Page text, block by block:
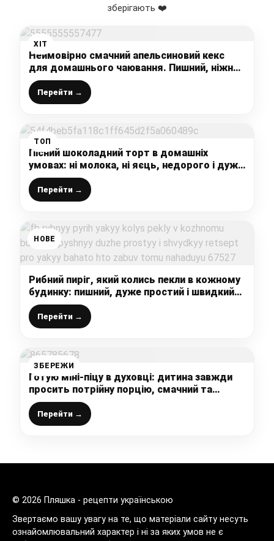
зберігають ❤️
ХІТ
Неймовірно смачний апельсиновий кекс
для домашнього чаювання. Пишний, ніжний
і дуже ароматний
Перейти →
ТОП
Пісний шоколадний торт в домашніх
умовах: ні молока, ні яєць, недорого і дуже
смачно – цей рецепт повинен бути у
вашому записничку
Перейти →
НОВЕ
Рибний пиріг, який колись пекли в кожному
будинку: пишний, дуже простий і швидкий
рецепт, про який багато хто забув, тому
нагадую
Перейти →
ЗБЕРЕЖИ
Готую міні-піцу в духовці: дитина завжди
просить потрійну порцію, смачний та
простий рецепт піци
Перейти →
© 2026 Пляшка - рецепти українською
Звертаємо вашу увагу на те, що матеріали сайту несуть
ознайомлювальний характер і ні за яких умов не є